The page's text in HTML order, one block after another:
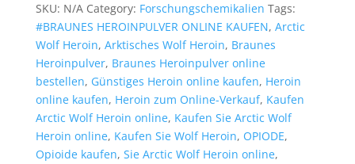
SKU: N/A Category: Forschungschemikalien Tags:
#BRAUNES HEROINPULVER ONLINE KAUFEN, Arctic
Wolf Heroin, Arktisches Wolf Heroin, Braunes
Heroinpulver, Braunes Heroinpulver online
bestellen, Günstiges Heroin online kaufen, Heroin
online kaufen, Heroin zum Online-Verkauf, Kaufen
Arctic Wolf Heroin online, Kaufen Sie Arctic Wolf
Heroin online, Kaufen Sie Wolf Heroin, OPIODE,
Opioide kaufen, Sie Arctic Wolf Heroin online,